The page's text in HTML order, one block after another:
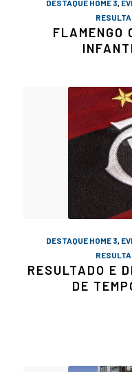
DESTAQUE HOME 3,
FLAMENGO
DESTAQUE HOME 3,
RESULTADO E
DE